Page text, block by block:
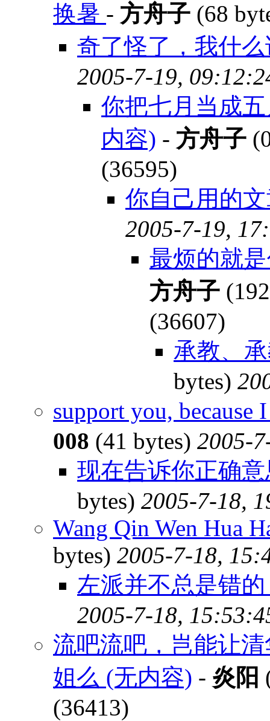
换暑 - 方舟子 (68
奇了怪了，我什
2005-7-19,
你把七月当成
内容) - 方舟子
(36595)
你自己用的
2005-7-19,
最烦的就
方舟子
(36607)
承教、
bytes)
support you,
008 (41 bytes) 2005-
现在告诉你正确
bytes) 2005-7-18,
Wang Qin Wen Hua
bytes) 2005-7-18,
左派并不总是错
2005-7-18,
流吧流吧，岂能让
姐么 (无内容) - 炎阳
(36413)